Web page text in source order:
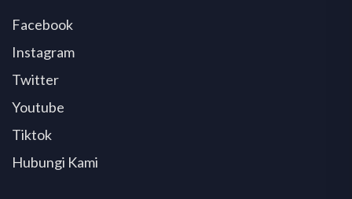
Facebook
Instagram
Twitter
Youtube
Tiktok
Hubungi Kami